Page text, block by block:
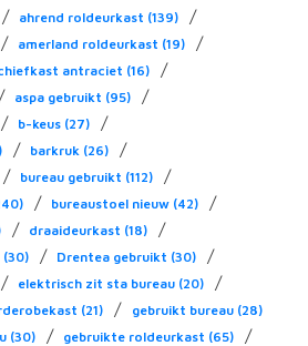
/ ahrend roldeurkast (139) /
/ amerland roldeurkast (19) /
antraciet (16) /
/ aspa gebruikt (95) /
/ b-keus (27) /
/ barkruk (26) /
/ bureau gebruikt (112) /
/ bureaustoel nieuw (42) /
/ draaideurkast (18) /
(30) / Drentea gebruikt (30) /
/ elektrisch zit sta bureau (20) /
(21) / gebruikt bureau (28)
(30) / gebruikte roldeurkast (65) /